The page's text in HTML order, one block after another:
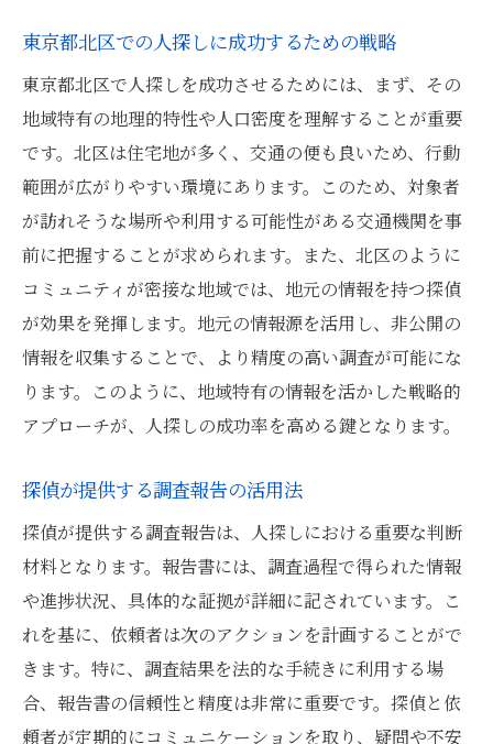
東京都北区での人探しに成功するための戦略
東京都北区で人探しを成功させるためには、まず、その
地域特有の地理的特性や人口密度を理解することが重要
です。北区は住宅地が多く、交通の便も良いため、行動
範囲が広がりやすい環境にあります。このため、対象者
が訪れそうな場所や利用する可能性がある交通機関を事
前に把握することが求められます。また、北区のように
コミュニティが密接な地域では、地元の情報を持つ探偵
が効果を発揮します。地元の情報源を活用し、非公開の
情報を収集することで、より精度の高い調査が可能にな
ります。このように、地域特有の情報を活かした戦略的
アプローチが、人探しの成功率を高める鍵となります。
探偵が提供する調査報告の活用法
探偵が提供する調査報告は、人探しにおける重要な判断
材料となります。報告書には、調査過程で得られた情報
や進捗状況、具体的な証拠が詳細に記されています。こ
れを基に、依頼者は次のアクションを計画することがで
きます。特に、調査結果を法的な手続きに利用する場
合、報告書の信頼性と精度は非常に重要です。探偵と依
頼者が定期的にコミュニケーションを取り、疑問や不安